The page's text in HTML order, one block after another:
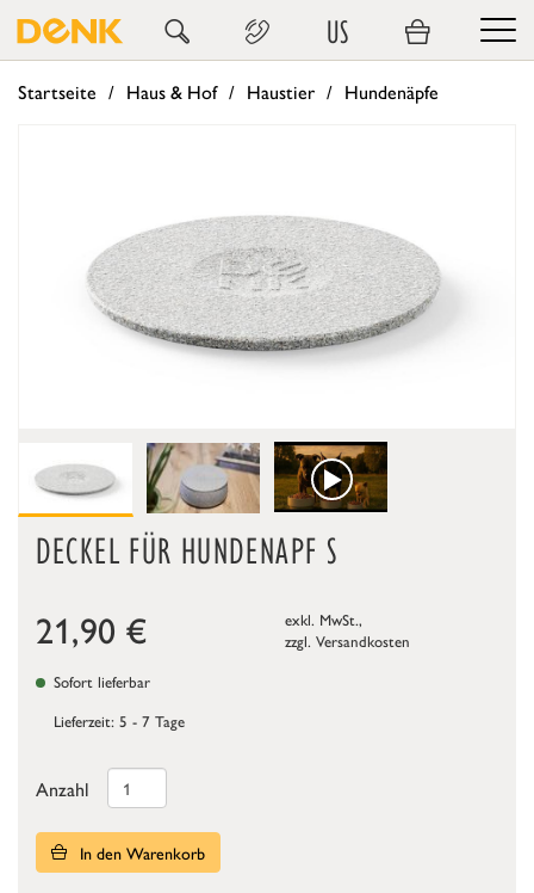
US
Startseite Haus & Hof Haustier Hundenäpfe
DECKEL FÜR HUNDENAPF S
21,90 €
exkl. MwSt.,
zzgl. Versandkosten
Sofort lieferbar
Lieferzeit: 5 - 7 Tage
Anzahl
In den Warenkorb